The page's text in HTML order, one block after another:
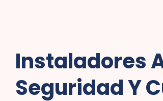
Instaladores
Seguridad Y